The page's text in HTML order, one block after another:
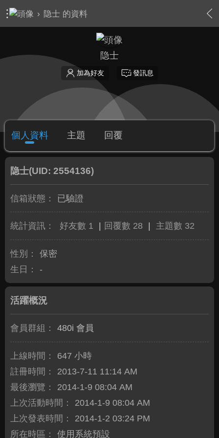
› 隐士 的資料
隐士
加為好友 發訊息
個人資料 主題 回覆
隐士(UID: 2554136)
信箱狀態： 已驗證
統計資訊： 好友數 1 回覆數 28 主題數 32
性別：
保密
生日：
-
活躍概況
會員群組： 480i 會員
上線時間：
647 小時
註冊時間：
2013-7-11 11:14 AM
最後瀏覽：
2014-1-9 08:04 AM
上次活動時間：
2014-1-9 08:04 AM
上次發表時間：
2014-1-2 03:24 PM
所在時區：
使用系統預設